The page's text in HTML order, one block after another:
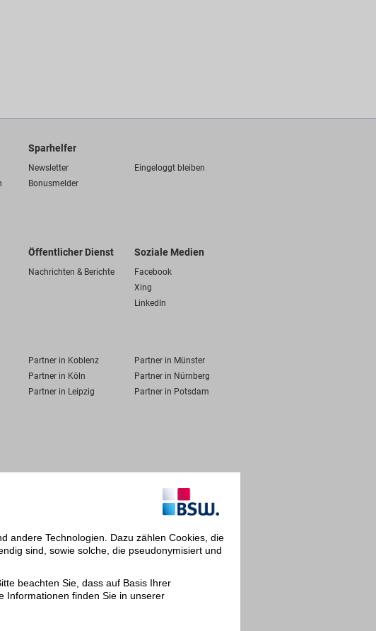
Sparhelfer
Newsletter
Eingeloggt bleiben
Bonusmelder
Öffentlicher Dienst
Nachrichten & Berichte
Soziale Medien
Facebook
Xing
LinkedIn
Partner in Koblenz
Partner in Münster
Partner in Köln
Partner in Nürnberg
Partner in Leipzig Partner in Potsdam
andere Technologien. Dazu zählen Cookies, die
sind, sowie solche, die pseudonymisiert und
beachten Sie, dass auf Basis Ihrer
Informationen finden Sie in unserer